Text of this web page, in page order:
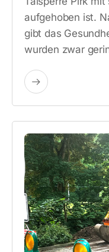
aufgehoben ist.
gibt das
wurden zwar